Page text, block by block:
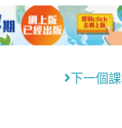
下一個